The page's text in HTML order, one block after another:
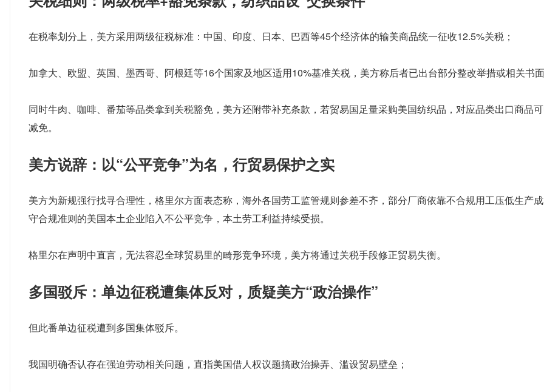
在税率划分上，美方采用两级征税标准：中国、印度、日本、巴西等45个经济体的输美商品统一征收12.5%关税；
加拿大、欧盟、英国、墨西哥、阿根廷等16个国家及地区适用10%基准关税，美方称后者已出台部分整改举措或相关书面
同时牛肉、咖啡、番茄等品类拿到关税豁免，美方还附带补充条款，若贸易国足量采购美国纺织品，对应品类出口商品
减免。
美方说辞：以“公平竞争”为名，行贸易保护之实
美方为新规强行找寻合理性，格里尔方面表态称，海外各国劳工监管规则参差不齐，部分厂商依靠不合规用工压低生产
守合规准则的美国本土企业陷入不公平竞争，本土劳工利益持续受损。
格里尔在声明中直言，无法容忍全球贸易里的畸形竞争环境，美方将通过关税手段修正贸易失衡。
多国驳斥：单边征税遭集体反对，质疑美方“政治操作”
但此番单边征税遭到多国集体驳斥。
我国明确否认存在强迫劳动相关问题，直指美国借人权议题搞政治操弄、滥设贸易壁垒；